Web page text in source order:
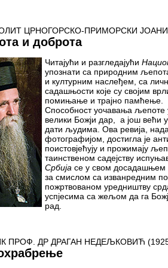
ЦРНОГОРСКО-ПРИМОРСКИ
и доброта
Читајући и разгледајући
упознати са природним
и културним наслеђем, са
садашњости које су својим
помињање и трајно памћење.
Способност уочавања љепоте
велики Божји дар, а још већи
дати људима. Ова ревија,
фотографијом, достигла је
поистовјећују и прожимају
таинственом садејству
Србија се у свом досадашњем
за смислом са изванредним
пожртвованом уредништву
успјесима са жељом да га
рад.
ПРОФ. ДР ДРАГАН НЕДЕЉКОВИЋ